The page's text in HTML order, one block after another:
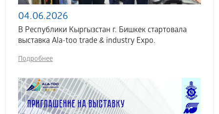
04.06.2026
В Республики Кыргызстан г. Бишкек стартовала
выставка Аla-too trade & industry Expo.
Подробнее